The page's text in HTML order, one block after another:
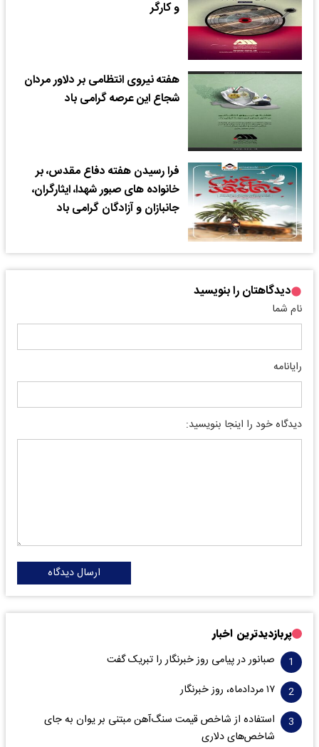
و کارگر
هفته نیروی انتظامی بر دلاور مردان
شجاع این عرصه گرامی باد
فرا رسیدن هفته دفاع مقدس، بر
خانواده های صبور شهدا، ایثارگران،
جانبازان و آزادگان گرامی باد
دیدگاهتان را بنویسید
نام شما
رایانامه
دیدگاه خود را اینجا بنویسید:
ارسال دیدگاه
پربازدیدترین اخبار
صبانور در پیامی روز خبرنگار را تبریک گفت
۱۷ مردادماه، روز خبرنگار
استفاده از شاخص قیمت سنگ‌آهن مبتنی بر یوان به جای
شاخص‌های دلاری